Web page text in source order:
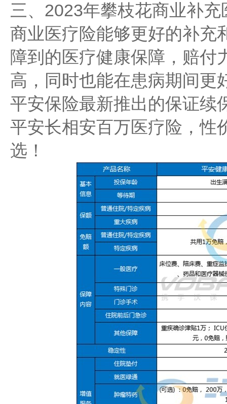
三、2023年攀枝花商业补
商业医疗险能够更好的补充
障到的医疗健康保障，赔付
高，同时也能在患病期间更
平安保险最新推出的保证续
平安长相安百万医疗险，性
选！